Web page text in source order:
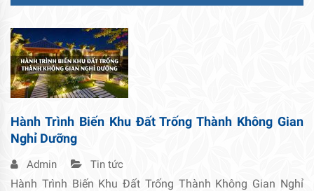
Hành Trình Biến Khu Đất Trống Thành Không Gian
Nghỉ Dưỡng
Admin Tin tức
Hành Trình Biến Khu Đất Trống Thành Không Gian Nghỉ